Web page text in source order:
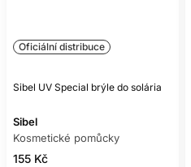
Oficiální distribuce
Sibel UV Special brýle do solária
Sibel
Kosmetické pomůcky
155 Kč